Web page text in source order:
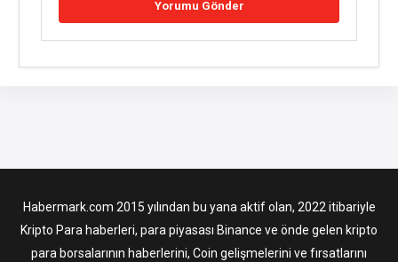
Habermark.com 2015 yılından bu yana aktif olan, 2022 itibariyle
Kripto Para haberleri, para piyasası Binance ve önde gelen kripto
para borsalarının haberlerini, Coin gelişmelerini ve fırsatlarını